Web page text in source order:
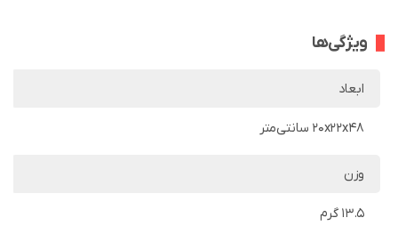
ویژگی‌ها
ابعاد
20x22x48 سانتی‌متر
وزن
13.5 گرم